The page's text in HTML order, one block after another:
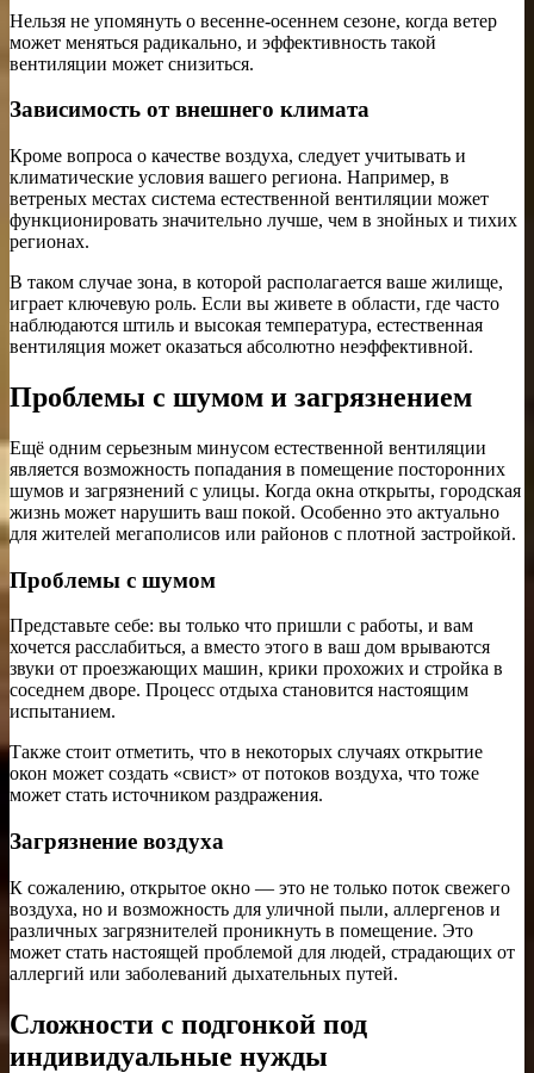
Нельзя не упомянуть о весенне-осеннем сезоне, когда ветер
может меняться радикально, и эффективность такой
вентиляции может снизиться.
Зависимость от внешнего климата
Кроме вопроса о качестве воздуха, следует учитывать и
климатические условия вашего региона. Например, в
ветреных местах система естественной вентиляции может
функционировать значительно лучше, чем в знойных и тихих
регионах.
В таком случае зона, в которой располагается ваше жилище,
играет ключевую роль. Если вы живете в области, где часто
наблюдаются штиль и высокая температура, естественная
вентиляция может оказаться абсолютно неэффективной.
Проблемы с шумом и загрязнением
Ещё одним серьезным минусом естественной вентиляции
является возможность попадания в помещение посторонних
шумов и загрязнений с улицы. Когда окна открыты, городская
жизнь может нарушить ваш покой. Особенно это актуально
для жителей мегаполисов или районов с плотной застройкой.
Проблемы с шумом
Представьте себе: вы только что пришли с работы, и вам
хочется расслабиться, а вместо этого в ваш дом врываются
звуки от проезжающих машин, крики прохожих и стройка в
соседнем дворе. Процесс отдыха становится настоящим
испытанием.
Также стоит отметить, что в некоторых случаях открытие
окон может создать «свист» от потоков воздуха, что тоже
может стать источником раздражения.
Загрязнение воздуха
К сожалению, открытое окно — это не только поток свежего
воздуха, но и возможность для уличной пыли, аллергенов и
различных загрязнителей проникнуть в помещение. Это
может стать настоящей проблемой для людей, страдающих от
аллергий или заболеваний дыхательных путей.
Сложности с подгонкой под
индивидуальные нужды